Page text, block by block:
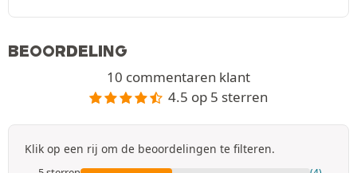
BEOORDELING
10 commentaren klant
4.5 op 5 sterren
Klik op een rij om de beoordelingen te filteren.